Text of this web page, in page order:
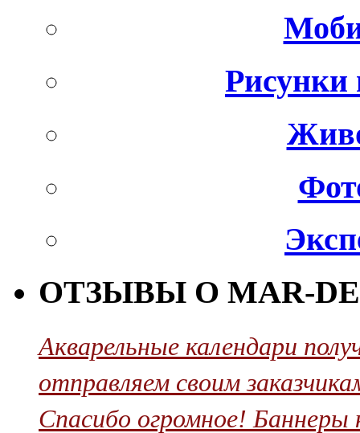
Рисунки
ОТЗЫВЫ О MAR-
Акварельные календари
отправляем своим
Cпасибо огромное! Баннеры